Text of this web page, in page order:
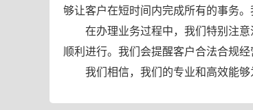
够让客户在短时间内完成所有的事务
在办理业务过程中，我们特别注
顺利进行。我们会提醒客户合法合规经
我们相信，我们的专业和高效能